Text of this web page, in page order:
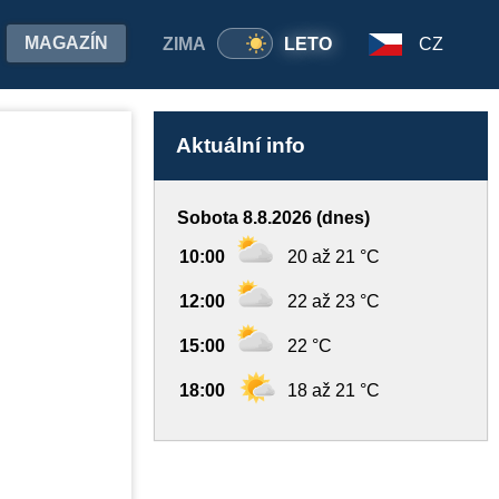
ZIMA LETO
MAGAZÍN CZ
Aktuální info
Sobota 8.8.2026 (dnes)
10:00 20 až 21 °C
12:00 22 až 23 °C
15:00 22 °C
18:00 18 až 21 °C